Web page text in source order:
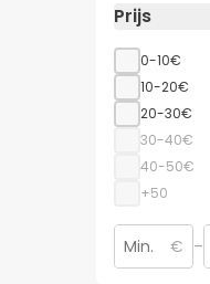
Prijs
0-10€
10-20€
20-30€
30-40€
40-50€
+50
€ –